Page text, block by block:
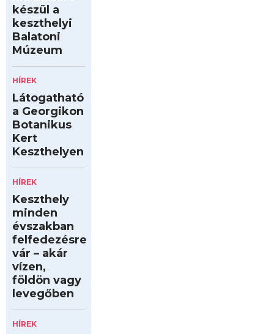
készül a
keszthelyi
Balatoni
Múzeum
HÍREK
Látogatható
a Georgikon
Botanikus
Kert
Keszthelyen
HÍREK
Keszthely
minden
évszakban
felfedezésre
vár – akár
vízen,
földön vagy
levegőben
HÍREK